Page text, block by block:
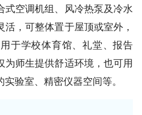
式空调机组、风冷热泵及冷水
，可整体置于屋顶或室外，
于学校体育馆、礼堂、报告
为师生提供舒适环境，也可用
实验室、精密仪器空间等。